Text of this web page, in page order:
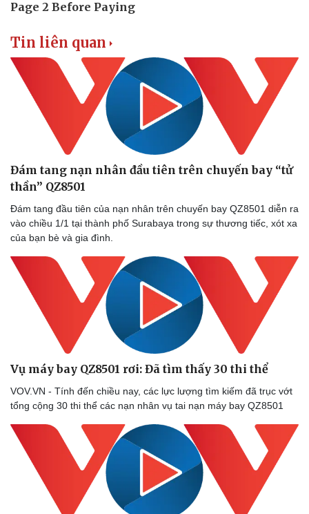
Ô tô - Xe máy
Tin liên quan
Đám tang nạn nhân đầu tiên trên chuyến bay “tử
thần” QZ8501
Đám tang đầu tiên của nạn nhân trên chuyến bay QZ8501 diễn ra
vào chiều 1/1 tại thành phố Surabaya trong sự thương tiếc, xót xa
của bạn bè và gia đình.
Vụ máy bay QZ8501 rơi: Đã tìm thấy 30 thi thể
VOV.VN - Tính đến chiều nay, các lực lượng tìm kiếm đã trục vớt
tổng cộng 30 thi thể các nạn nhân vụ tai nạn máy bay QZ8501